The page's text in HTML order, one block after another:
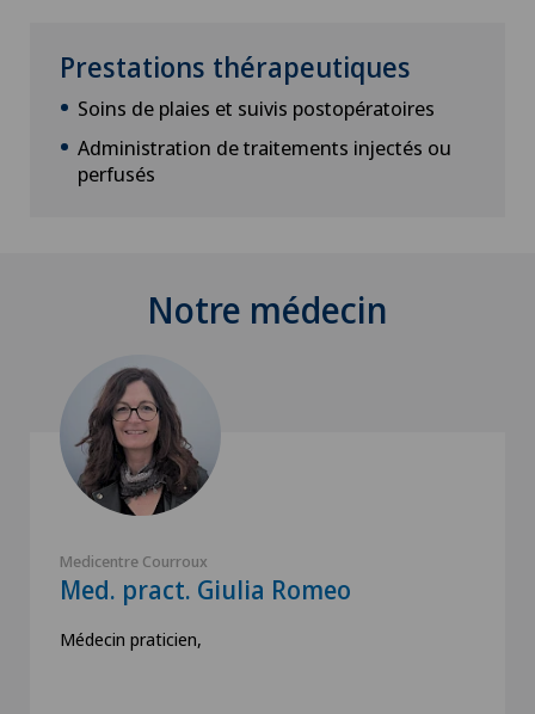
Prestations thérapeutiques
Soins de plaies et suivis postopératoires
Administration de traitements injectés ou
perfusés
Notre médecin
Medicentre Courroux
Med. pract. Giulia Romeo
Médecin praticien,